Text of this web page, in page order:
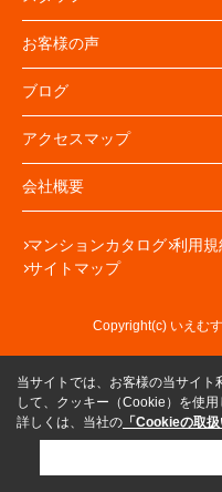
お客様の声
ブログ
アクセスマップ
会社概要
マンションカタログ 利用規
サイトマップ
Copyright(c) いえむ
当サイトでは、お客様の当サイト
して、クッキー（Cookie）を使用
詳しくは、当社の 「Cookieの取